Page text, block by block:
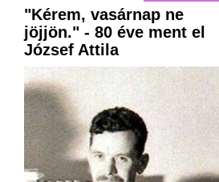
"Kérem, vasárnap ne
jöjjön." - 80 éve ment el
József Attila